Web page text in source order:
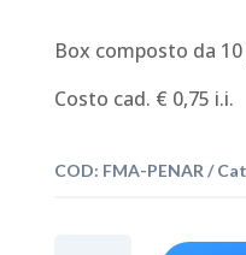
Box composto da
Costo cad. € 0,75 i.i.
COD: FMA-PENAR